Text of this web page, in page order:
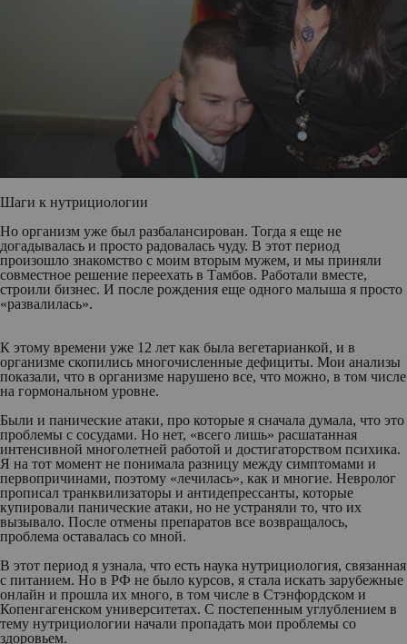
Шаги к нутрициологии
Но организм уже был разбалансирован. Тогда я еще не
догадывалась и просто радовалась чуду. В этот период
произошло знакомство с моим вторым мужем, и мы приняли
совместное решение переехать в Тамбов. Работали вместе,
строили бизнес. И после рождения еще одного малыша я просто
«развалилась».
К этому времени уже 12 лет как была вегетарианкой, и в
организме скопились многочисленные дефициты. Мои анализы
показали, что в организме нарушено все, что можно, в том числе
на гормональном уровне.
Были и панические атаки, про которые я сначала думала, что это
проблемы с сосудами. Но нет, «всего лишь» расшатанная
интенсивной многолетней работой и достигаторством психика.
Я на тот момент не понимала разницу между симптомами и
первопричинами, поэтому «лечилась», как и многие. Невролог
прописал транквилизаторы и антидепрессанты, которые
купировали панические атаки, но не устраняли то, что их
вызывало. После отмены препаратов все возвращалось,
проблема оставалась со мной.
В этот период я узнала, что есть наука нутрициология, связанная
с питанием. Но в РФ не было курсов, я стала искать зарубежные
онлайн и прошла их много, в том числе в Стэнфордском и
Копенгагенском университетах. С постепенным углублением в
тему нутрициологии начали пропадать мои проблемы со
здоровьем.